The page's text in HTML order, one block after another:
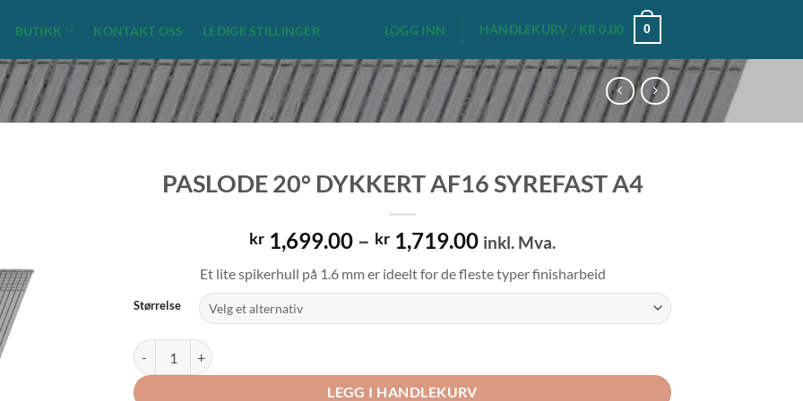
BUTIKK KONTAKT OSS LEDIGE STILLINGER LOGG INN HANDLEKURV / KR 0.00 0
PASLODE 20° DYKKERT AF16 SYREFAST A4
kr 1,699.00 – kr 1,719.00Prisområde:
til
inkl. Mva.
Et lite spikerhull på 1.6 mm er ideelt for de fleste typer finisharbeid
Størrelse
PASLODE 20° DYKKERT AF16 SYREFAST A4 antall
LEGG I HANDLEKURV